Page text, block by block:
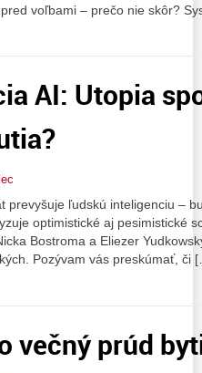
voľbami – prečo nie skôr?
AI: Utopia
prevyšuje ľudskú inteligenciu –
optimistické aj pesimistické
Bostroma a Eliezer
Pozývam vás preskúmať, či
večný prúd